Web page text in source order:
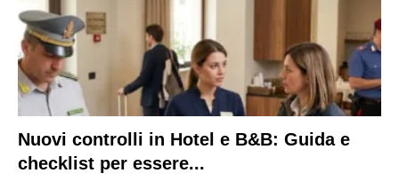
Nuovi controlli in Hotel e B&B: Guida e
checklist per essere...